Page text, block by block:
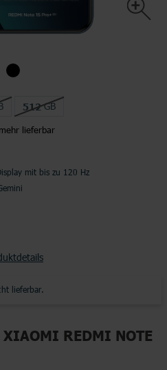
512GB
lieferbar
mit bis zu 120 Hz
lieferbar.
XIAOMI REDMI NOTE